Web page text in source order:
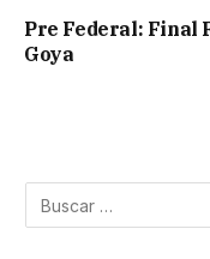
Pre Federal: Final
Goya